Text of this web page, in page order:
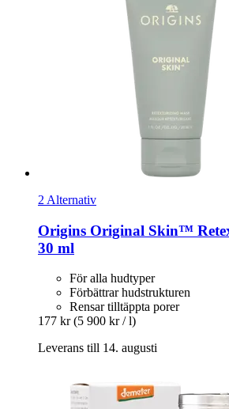
2 Alternativ
Origins Original Skin™
30 ml
För alla hudtyper
Förbättrar hudstrukturen
Rensar tilltäppta porer
177 kr (5 900 kr / l)
Leverans till 14. augusti